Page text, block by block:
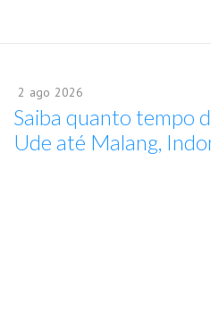
2 ago 2026
Saiba quanto tempo
Ude até Malang,